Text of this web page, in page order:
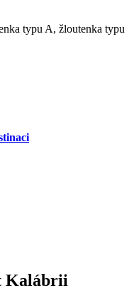
typu A, žloutenka typu
Kalábrii